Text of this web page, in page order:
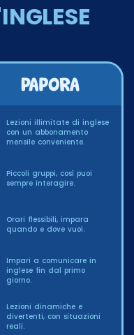
Lezioni illimitate di inglese
con un abbonamento
mensile conveniente.
Piccoli gruppi, così puoi
sempre interagire.
Orari flessibili, impara
quando e dove vuoi.
Impari a comunicare in
inglese fin dal primo
giorno.
Lezioni dinamiche e
divertenti, con situazioni
reali.